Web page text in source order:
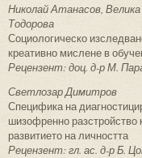
Николай Атанасов,
Тодорова
Социологическо
креативно мислене в
Рецензент: доц. д-р М.
Светлозар Димитров
Специфика на
шизофренно разстройство
развитието на личността
Рецензент: гл. ас. д-р Б.